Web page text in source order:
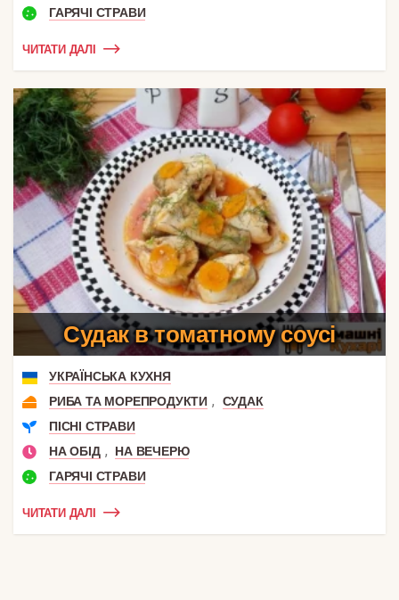
ГАРЯЧІ СТРАВИ
ЧИТАТИ ДАЛІ
Судак в томатному соусі
УКРАЇНСЬКА КУХНЯ
РИБА ТА МОРЕПРОДУКТИ ,
СУДАК
ПІСНІ СТРАВИ
НА ОБІД ,
НА ВЕЧЕРЮ
ГАРЯЧІ СТРАВИ
ЧИТАТИ ДАЛІ